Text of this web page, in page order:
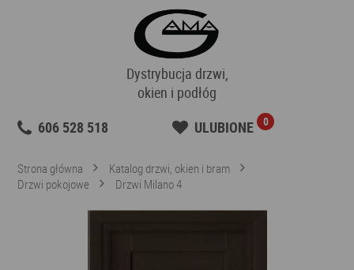
Dystrybucja drzwi,
okien i podłóg
606 528 518
ULUBIONE 0
Strona główna
Katalog drzwi, okien i bram
Drzwi pokojowe
Drzwi Milano 4